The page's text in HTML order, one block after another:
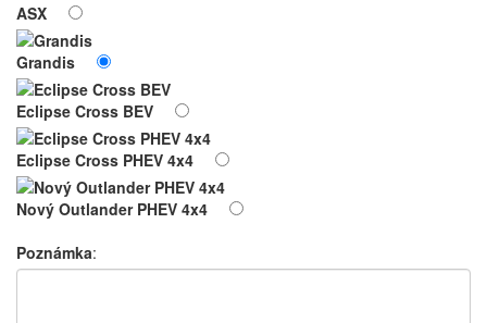
ASX
Grandis
Eclipse Cross BEV
Eclipse Cross PHEV 4x4
Nový Outlander PHEV 4x4
Poznámka: